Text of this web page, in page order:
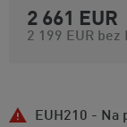
2 661 EUR
2 199 EUR bez
EUH210 - Na